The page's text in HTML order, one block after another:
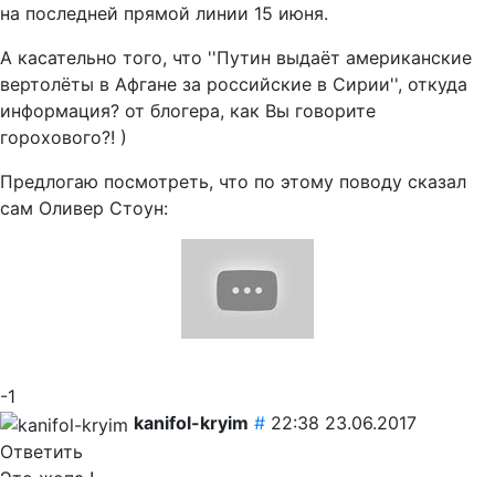
на последней прямой линии 15 июня.
А касательно того, что ''Путин выдаёт американские
вертолёты в Афгане за российские в Сирии'', откуда
информация? от блогера, как Вы говорите
горохового?! )
Предлогаю посмотреть, что по этому поводу сказал
сам Оливер Стоун:
-1
kanifol-kryim # 22:38 23.06.2017
Ответить